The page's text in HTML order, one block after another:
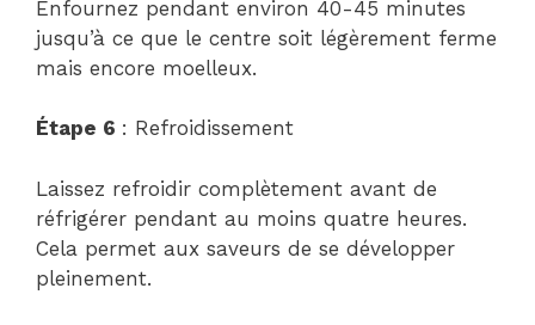
Enfournez pendant environ 40-45 minutes
jusqu’à ce que le centre soit légèrement ferme
mais encore moelleux.
Étape 6 : Refroidissement
Laissez refroidir complètement avant de
réfrigérer pendant au moins quatre heures.
Cela permet aux saveurs de se développer
pleinement.